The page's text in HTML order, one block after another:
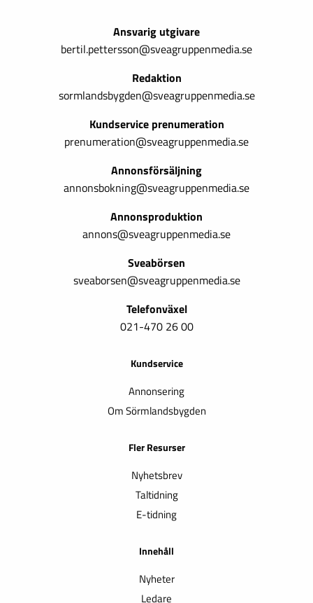
Ansvarig utgivare
bertil.pettersson@sveagruppenmedia.se
Redaktion
sormlandsbygden@sveagruppenmedia.se
Kundservice prenumeration
prenumeration@sveagruppenmedia.se
Annonsförsäljning
annonsbokning@sveagruppenmedia.se
Annonsproduktion
annons@sveagruppenmedia.se
Sveabörsen
sveaborsen@sveagruppenmedia.se
Telefonväxel
021-470 26 00
Kundservice
Annonsering
Om Sörmlandsbygden
Fler Resurser
Nyhetsbrev
Taltidning
E-tidning
Innehåll
Nyheter
Ledare